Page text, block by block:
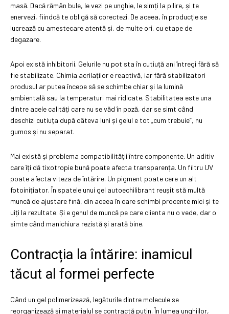
masă. Dacă rămân bule, le vezi pe unghie, le simți la pilire, și te
enervezi, fiindcă te obligă să corectezi. De aceea, în producție se
lucrează cu amestecare atentă și, de multe ori, cu etape de
degazare.
Apoi există inhibitorii. Gelurile nu pot sta în cutiuță ani întregi fără să
fie stabilizate. Chimia acrilaților e reactivă, iar fără stabilizatori
produsul ar putea începe să se schimbe chiar și la lumină
ambientală sau la temperaturi mai ridicate. Stabilitatea este una
dintre acele calități care nu se văd în poză, dar se simt când
deschizi cutiuța după câteva luni și gelul e tot „cum trebuie”, nu
gumos și nu separat.
Mai există și problema compatibilității între componente. Un aditiv
care îți dă tixotropie bună poate afecta transparența. Un filtru UV
poate afecta viteza de întărire. Un pigment poate cere un alt
fotoinițiator. În spatele unui gel autoechilibrant reușit stă multă
muncă de ajustare fină, din aceea în care schimbi procente mici și te
uiți la rezultate. Și e genul de muncă pe care clienta nu o vede, dar o
simte când manichiura rezistă și arată bine.
Contracția la întărire: inamicul
tăcut al formei perfecte
Când un gel polimerizează, legăturile dintre molecule se
reorganizează și materialul se contractă puțin. În lumea unghiilor,